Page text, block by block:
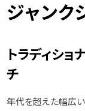
ジャンク
トラディシ
チ
年代を超えた幅広